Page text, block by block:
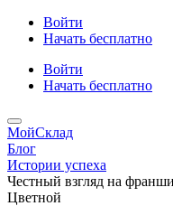
Войти
Начать бесплатно
Войти
Начать бесплатно
МойСклад
Блог
Истории успеха
Честный взгляд на
Цветной